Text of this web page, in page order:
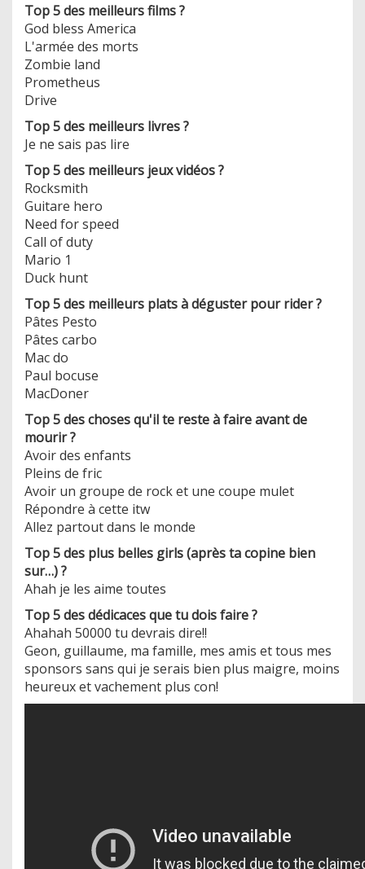
Top 5 des meilleurs films ?
God bless America
L'armée des morts
Zombie land
Prometheus
Drive
Top 5 des meilleurs livres ?
Je ne sais pas lire
Top 5 des meilleurs jeux vidéos ?
Rocksmith
Guitare hero
Need for speed
Call of duty
Mario 1
Duck hunt
Top 5 des meilleurs plats à déguster pour rider ?
Pâtes Pesto
Pâtes carbo
Mac do
Paul bocuse
MacDoner
Top 5 des choses qu'il te reste à faire avant de
mourir ?
Avoir des enfants
Pleins de fric
Avoir un groupe de rock et une coupe mulet
Répondre à cette itw
Allez partout dans le monde
Top 5 des plus belles girls (après ta copine bien
sur…) ?
Ahah je les aime toutes
Top 5 des dédicaces que tu dois faire ?
Ahahah 50000 tu devrais dire!!
Geon, guillaume, ma famille, mes amis et tous mes
sponsors sans qui je serais bien plus maigre, moins
heureux et vachement plus con!